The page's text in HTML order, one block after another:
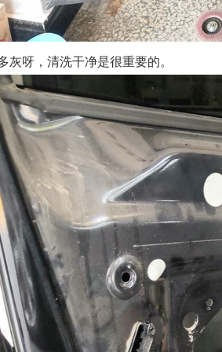
灰呀，清洗干净是很重要的。